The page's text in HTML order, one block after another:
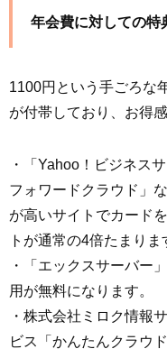
年会費に対しての特
1100円という手ごろな
が付帯しており、お得
・「Yahoo！ビジネス
フォワードクラウド」
が高いサイトでカード
トが通常の4倍たまりま
・「エックスサーバー
用が無料になります。
・株式会社ミロク情報
ビス「かんたんクラウ